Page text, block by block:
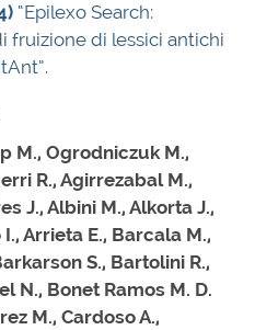
“Epilexo Search:
fruizione di lessici antichi
.
M., Ogrodniczuk M.,
R., Agirrezabal M.,
J., Albini M., Alkorta J.,
Arrieta E., Barcala M.,
S., Bartolini R.,
N., Bonet Ramos M. D.
M., Cardoso A.,